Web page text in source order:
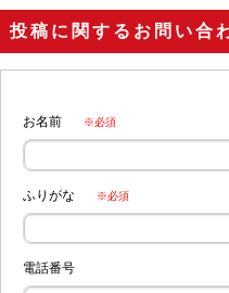
投稿に関するお問い合
お名前 ※必須
ふりがな ※必須
電話番号